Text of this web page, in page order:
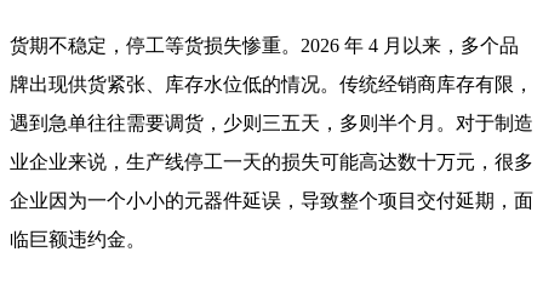
货期不稳定，停工等货损失惨重。2026 年 4 月以来，多个品
牌出现供货紧张、库存水位低的情况。传统经销商库存有限，
遇到急单往往需要调货，少则三五天，多则半个月。对于制造
业企业来说，生产线停工一天的损失可能高达数十万元，很多
企业因为一个小小的元器件延误，导致整个项目交付延期，面
临巨额违约金。